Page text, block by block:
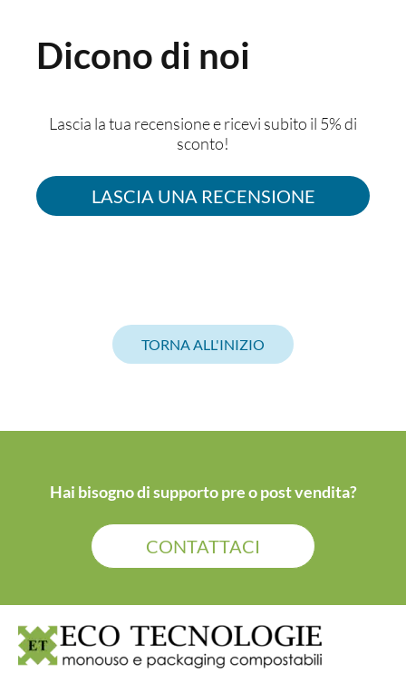
Dicono di noi
Lascia la tua recensione e ricevi subito il 5% di
sconto!
LASCIA UNA RECENSIONE
TORNA ALL'INIZIO
Hai bisogno di supporto pre o post vendita?
CONTATTACI